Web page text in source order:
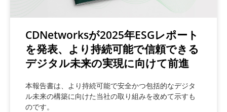
CDNetworksが2025年ESGレポート
を発表、より持続可能で信頼できる
デジタル未来の実現に向けて前進
本報告書は、より持続可能で安全かつ包括的なデジタ
ル未来の構築に向けた当社の取り組みを改めて示すも
のです。